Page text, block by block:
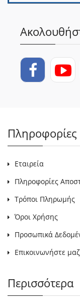
Πληροφορίες
Εταιρεία
Πληροφορίες
Τρόποι Πληρωμής
Όροι Χρήσης
Προσωπικά
Επικοινωνήστε
Περισσότερα